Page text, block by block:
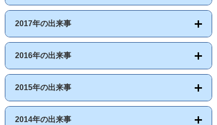
2017年の出来事
2016年の出来事
2015年の出来事
2014年の出来事